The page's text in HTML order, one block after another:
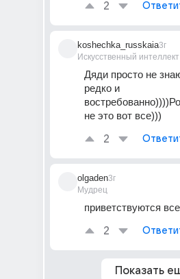
2
koshechka_russkaia
Искусственный интеллект
3г
Дяди просто не
редко и
не это вот все)))
2
olgaden
Мудрец
3г
приветствуются
2
Показать